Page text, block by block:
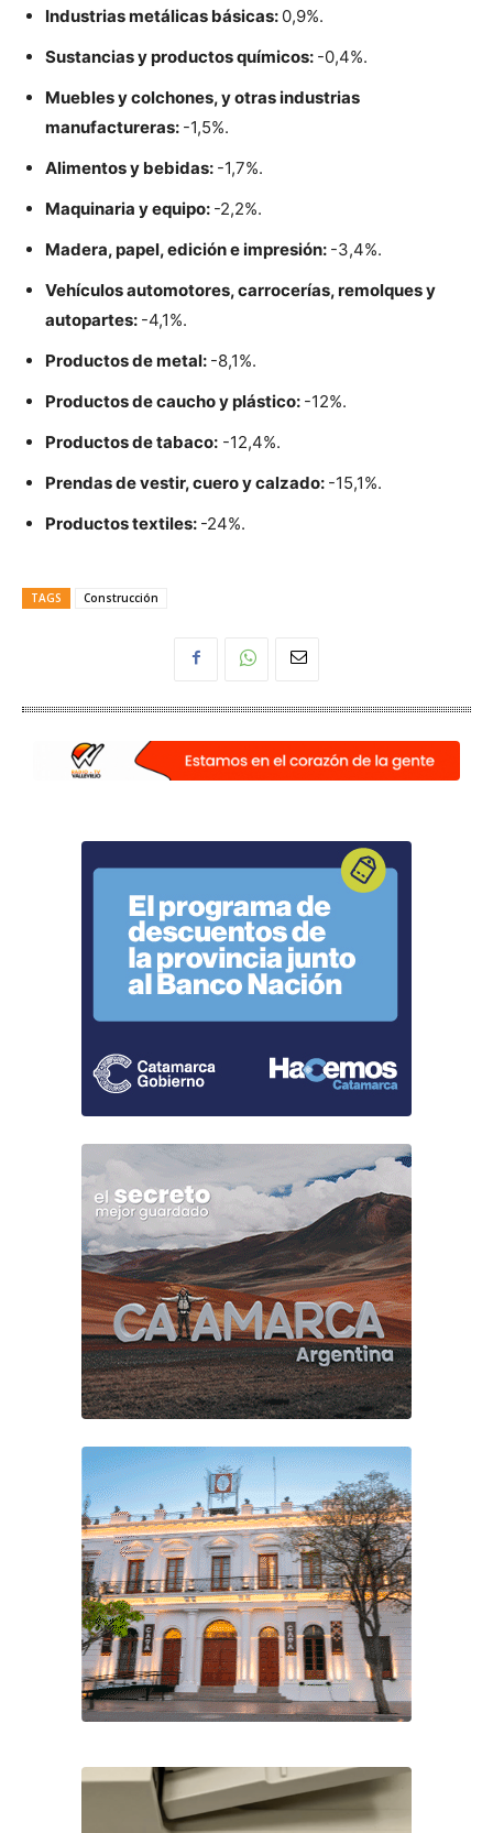
Industrias metálicas básicas: 0,9%.
Sustancias y productos químicos: -0,4%.
Muebles y colchones, y otras industrias
manufactureras: -1,5%.
Alimentos y bebidas: -1,7%.
Maquinaria y equipo: -2,2%.
Madera, papel, edición e impresión: -3,4%.
Vehículos automotores, carrocerías, remolques y
autopartes: -4,1%.
Productos de metal: -8,1%.
Productos de caucho y plástico: -12%.
Productos de tabaco: -12,4%.
Prendas de vestir, cuero y calzado: -15,1%.
Productos textiles: -24%.
TAGS Construcción